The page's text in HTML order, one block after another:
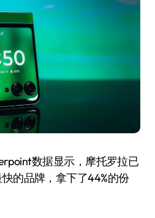
数据显示，摩托罗拉已
的品牌，拿下了44%的份